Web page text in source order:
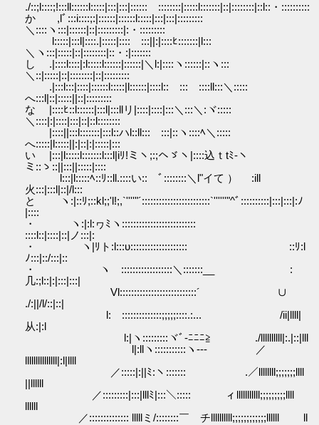
./::;l::::;!:::ll::::::l:::::|:::|:::|::::::ゝ::::::::|:::::l:::::::|::|::::::::|::l::・::::::::::
か ,lﾞ:::i::::;:|::::::|::::::l:::::|:::|:::|:::::::::
＼::::ヽ:::|::::::|::|:::::::::|:・:::::::::
l:::::|:::l|::::.|:::::|::::ゝ:::||:|::::ﾋ:::::::|l:::
＼ヽ:::|:::::|::|::::::::|::・:|:::::::
し .|::::l::::|:l:::::l::::::|::::::|＼l:|::::ヽ::::::|::ヽ:::
＼::|:::::|::|::::::::|::|:::::::::
.|:::l:::|::::|::::::l:::::|l::::::|::::l::ゝ:::ゝ::::ll:::＼:::::
へ:::l|::|:::::||::|:::::::::
な |::::ﾋ::l::::::|:::l|:::llリ|::::|::::|:::＼:::＼:ヾ:::::
＼::::|:|::::|:::|::|::l::::::::
|::::||:::l:::::::|:::l::ハl::ll:::ゝ:::|::ヽ::::ﾍ＼:::::
へ:::::|l:::::||:|::|:|:::::|:::
い |:::|l:::::l:::::::l:::l|iﾘ!ミヽ;:;ヘゞヽ|::::込ｔtﾐ-ヽ
ミ::ゝ::||:::||:::::|::::
l:::|l:::::ﾍ::ﾘ::ll.::::い::ゝﾞ::::::::＼l"イて ） ゞ:ill
火:::|:::l|::|/l:::
と ヽ:|::ﾘ;::kl;;'l!;,`''''"´::::::::::::::::::::::::`''''''"^ﾞ::::::::::|:::|:::|:ﾉ
|::::
・ ヽ:|:l:ヮﾐヽ::::::::::::::::::::::::::
::::l::|::::|::|ノ:::|:
・ ヽ|ﾘト:l:::υ:::::::::::::::::::: ::ﾘ:l
ﾉ:::|::/:::|::
・ ヽゝ::::::::::::::::::＼:::::::__ :
几:;l::|:|:::|:::|
Vl:::::::::::::::::::::::::::´ ∪
./:||/l/::|::|
l:ゝ::::::::::::::;;;;;::::.:... /ii|llll|
从:|:l
l:|ヽ:::::::::ヾﾞ-ﾆﾆﾆ≧ ./llllllllll|:.|::|lll
l|:llヽ:::::::::::ヽ--- ／
lllllllllllllll|:l|llll
／:::::|:||ﾐ:ヽ::::::: .／llllllll;;;;;;;llll
||llllll
／:::::::::|:::|lllﾐ|:::＼::::: ィlllllllllll;;;;;;;;;llll
llllll
／:::::::::::::: lllllミ/::::::::￣ チllllllllll;;;;;;;;;;;;llllll ll